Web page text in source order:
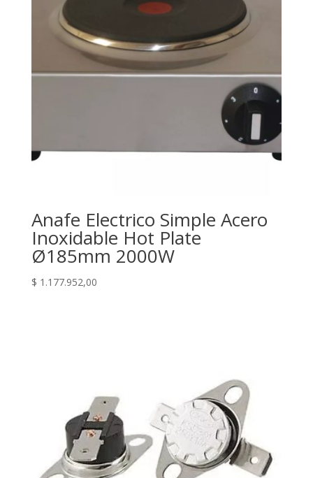
Anafe Electrico Simple Acero
Inoxidable Hot Plate
Ø185mm 2000W
$ 1.177.952,00